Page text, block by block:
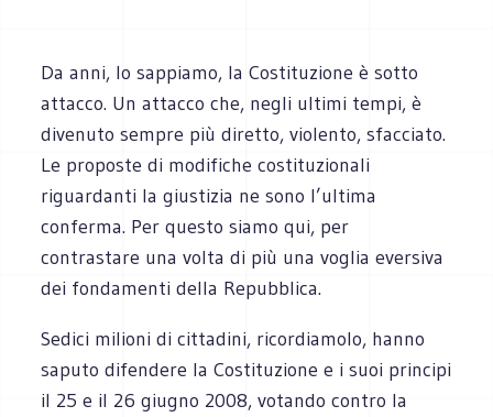
Da anni, lo sappiamo, la Costituzione è sotto
attacco. Un attacco che, negli ultimi tempi, è
divenuto sempre più diretto, violento, sfacciato.
Le proposte di modifiche costituzionali
riguardanti la giustizia ne sono l’ultima
conferma. Per questo siamo qui, per
contrastare una volta di più una voglia eversiva
dei fondamenti della Repubblica.
Sedici milioni di cittadini, ricordiamolo, hanno
saputo difendere la Costituzione e i suoi principi
il 25 e il 26 giugno 2008, votando contro la